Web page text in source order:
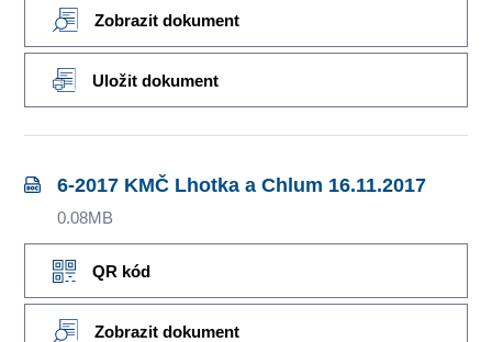
Zobrazit dokument
Uložit dokument
6-2017 KMČ Lhotka a Chlum 16.11.2017
0.08MB
QR kód
Zobrazit dokument